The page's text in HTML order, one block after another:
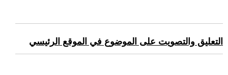
التعليق والتصويت على الموضوع في الموقع الرئيسي